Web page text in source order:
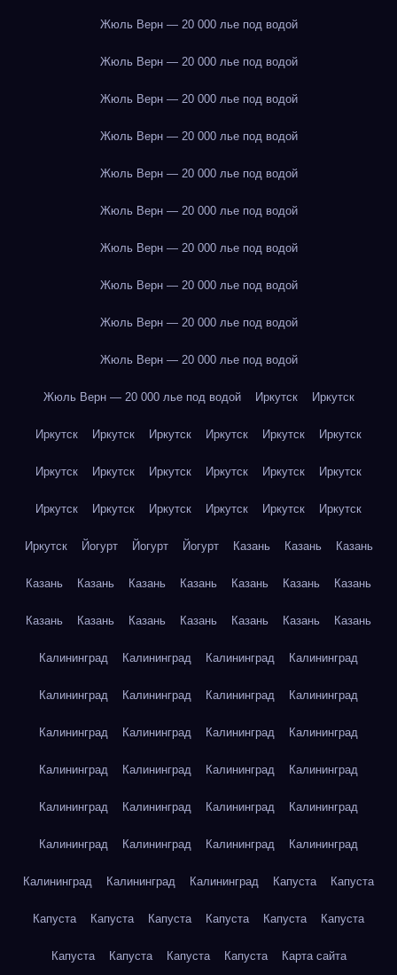
Жюль Верн — 20 000 лье под водой
Жюль Верн — 20 000 лье под водой
Жюль Верн — 20 000 лье под водой
Жюль Верн — 20 000 лье под водой
Жюль Верн — 20 000 лье под водой
Жюль Верн — 20 000 лье под водой
Жюль Верн — 20 000 лье под водой
Жюль Верн — 20 000 лье под водой
Жюль Верн — 20 000 лье под водой
Жюль Верн — 20 000 лье под водой
Жюль Верн — 20 000 лье под водой Иркутск Иркутск
Иркутск Иркутск Иркутск Иркутск Иркутск Иркутск
Иркутск Иркутск Иркутск Иркутск Иркутск Иркутск
Иркутск Иркутск Иркутск Иркутск Иркутск Иркутск
Иркутск Йогурт Йогурт Йогурт Казань Казань Казань
Казань Казань Казань Казань Казань Казань Казань
Казань Казань Казань Казань Казань Казань Казань
Калининград Калининград Калининград Калининград
Калининград Калининград Калининград Калининград
Калининград Калининград Калининград Калининград
Калининград Калининград Калининград Калининград
Калининград Калининград Калининград Калининград
Калининград Калининград Калининград Калининград
Калининград Калининград Калининград Капуста Капуста
Капуста Капуста Капуста Капуста Капуста Капуста
Капуста Капуста Капуста Капуста Карта сайта